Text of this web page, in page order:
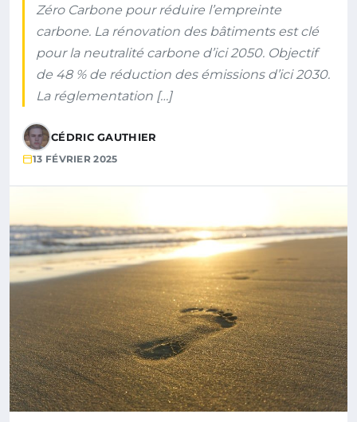
Zéro Carbone pour réduire l’empreinte
carbone. La rénovation des bâtiments est clé
pour la neutralité carbone d’ici 2050. Objectif
de 48 % de réduction des émissions d’ici 2030.
La réglementation […]
CÉDRIC GAUTHIER
13 FÉVRIER 2025